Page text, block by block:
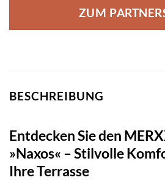
ZUM
BESCHREIBUNG
Entdecken Sie den
»Naxos« – Stilvolle
Ihre Terrasse